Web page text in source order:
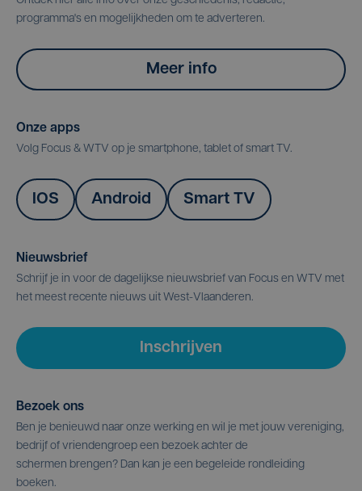
programma's en mogelijkheden om te adverteren.
Meer info
Onze apps
Volg Focus & WTV op je smartphone, tablet of smart TV.
IOS Android Smart TV
Nieuwsbrief
Schrijf je in voor de dagelijkse nieuwsbrief van Focus en WTV met
het meest recente nieuws uit West-Vlaanderen.
Inschrijven
Bezoek ons
Ben je benieuwd naar onze werking en wil je met jouw vereniging,
bedrijf of vriendengroep een bezoek achter de
schermen brengen? Dan kan je een begeleide rondleiding
boeken.